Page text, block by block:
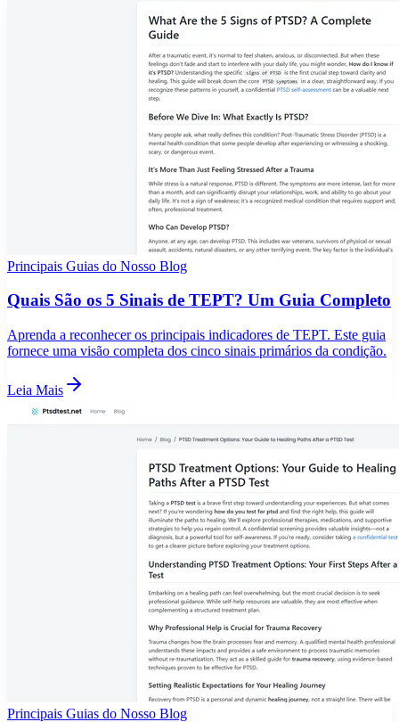
Principais Guias do Nosso Blog
Quais São os 5 Sinais de TEPT? Um Guia Completo
Aprenda a reconhecer os principais indicadores de TEPT. Este guia
fornece uma visão completa dos cinco sinais primários da condição.
Leia Mais
Principais Guias do Nosso Blog